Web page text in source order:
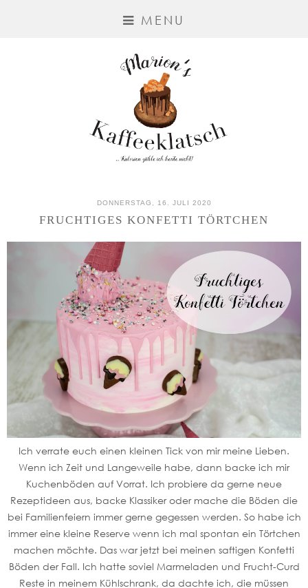
MENU
DONNERSTAG, 16. JULI 2020
FRUCHTIGES KONFETTI TÖRTCHEN
Ich verrate euch einen kleinen Tick von mir meine Lieben.
Wenn ich Zeit und Langeweile habe, dann backe ich mir
Kuchenböden auf Vorrat. Ich probiere da gerne neue
Rezeptideen aus, backe Klassiker oder mache die Böden die
bei Familienfeiern immer gerne gegessen werden. So habe ich
immer eine kleine Reserve wenn ich mal spontan ein Törtchen
machen möchte. Das war jetzt bei meinen saftigen Konfetti
Böden der Fall. Ich hatte soviel Marmeladen und Frucht-Curd
Reste in meinem Kühlschrank, da dachte ich, die müssen